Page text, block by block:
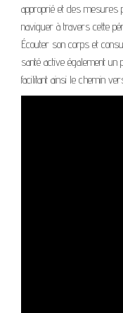
approprié et des mesures
naviguer à travers cette
Écouter son corps et
santé active également
facilitant ainsi le chemin